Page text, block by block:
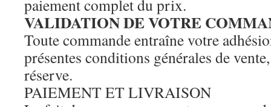
paiement complet du prix.
VALIDATION DE VOTRE
Toute commande entraîne votre
présentes conditions générales de
réserve.
PAIEMENT ET LIVRAISON